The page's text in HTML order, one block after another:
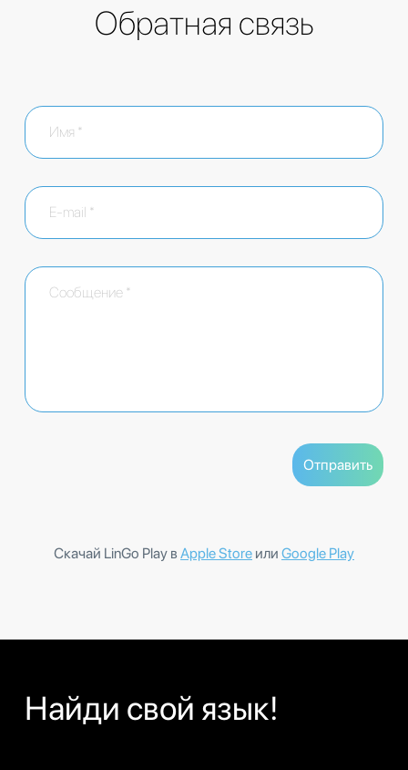
Обратная связь
Скачай LinGo Play в Apple Store или Google Play
Найди свой язык!